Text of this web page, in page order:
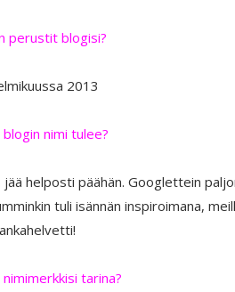
perustit blogisi?
2013
nimi tulee?
helposti päähän. Googlettein
tuli isännän inspiroimana,
nimimerkkisi tarina?